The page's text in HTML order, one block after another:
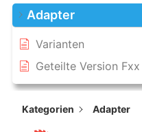
Adapter
Varianten
Geteilte Version
Kategorien Adapter